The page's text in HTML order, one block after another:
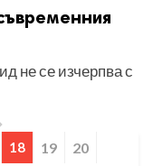
не се изчерпва с
18 19 20